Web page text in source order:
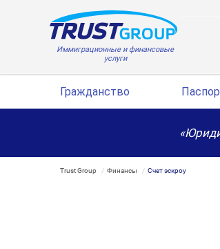
Иммиграционные и финансовые
услуги
Гражданство
Trust Group Финансы Счет эскроу